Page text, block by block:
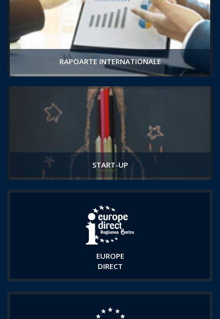
RAPOARTE INTERNATIONALE
START-UP
EUROPE
DIRECT